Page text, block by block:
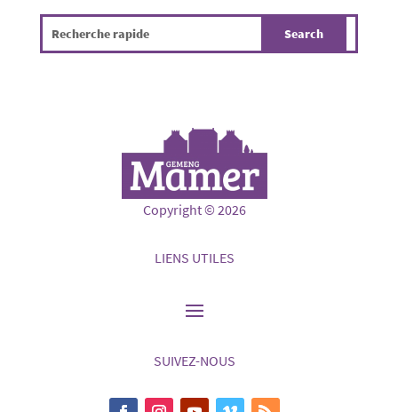
Copyright © 2026
LIENS UTILES
SUIVEZ-NOUS